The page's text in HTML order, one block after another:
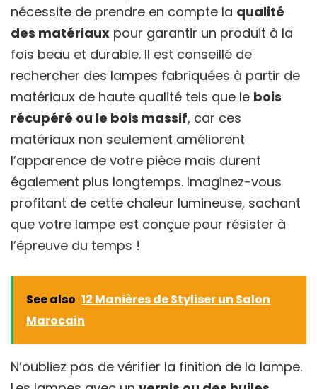
nécessite de prendre en compte la qualité
des matériaux pour garantir un produit à la
fois beau et durable. Il est conseillé de
rechercher des lampes fabriquées à partir de
matériaux de haute qualité tels que le bois
récupéré ou le bois massif, car ces
matériaux non seulement améliorent
l’apparence de votre pièce mais durent
également plus longtemps. Imaginez-vous
profitant de cette chaleur lumineuse, sachant
que votre lampe est conçue pour résister à
l’épreuve du temps !
See also 12 Manières de Styliser un Salon
Marocain
N’oubliez pas de vérifier la finition de la lampe.